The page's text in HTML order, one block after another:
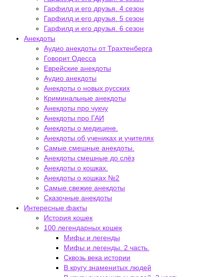
Гарфилд и его друзья. 4 сезон
Гарфилд и его друзья. 5 сезон
Гарфилд и его друзья. 6 сезон
Анекдоты
Аудио анекдоты от Трахтенберга
Говорит Одесса
Еврейские анекдоты
Аудио анекдоты
Анекдоты о новых русских
Криминальные анекдоты
Анекдоты про чукчу
Анекдоты про ГАИ
Анекдоты о медицине.
Анекдоты об учениках и учителях
Самые смешные анекдоты.
Анекдоты смешные до слёз
Анекдоты о кошках.
Анекдоты о кошках №2
Самые свежие анекдоты
Сказочные анекдоты
Интересные факты
История кошек
100 легендарных кошек
Мифы и легенды
Мифы и легенды. 2 часть.
Сквозь века истории
В кругу знаменитых людей